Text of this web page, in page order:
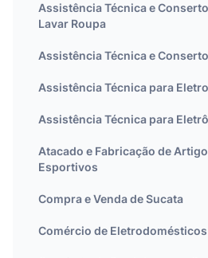
Assistência Técnica e
Lavar Roupa
Assistência Técnica e
Assistência Técnica para
Assistência Técnica para
Atacado e Fabricação de
Esportivos
Compra e Venda de Sucata
Comércio de Eletrodomésticos